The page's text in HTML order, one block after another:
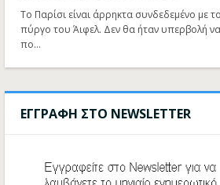
Το Παρίσι είναι άρρηκτα συνδεδεμένο με
πύργο του Άιφελ. Δεν θα ήταν υπερβολή να
πο…
ΕΓΓΡΑΦΗ ΣΤΟ NEWSLETTER